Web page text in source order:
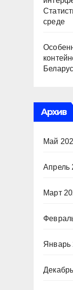
среде
Архив
Май
Апрель
Март
Январь